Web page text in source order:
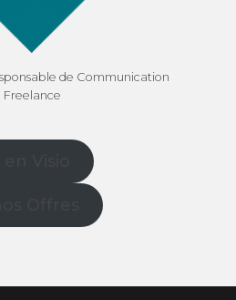
de Communication
Freelance